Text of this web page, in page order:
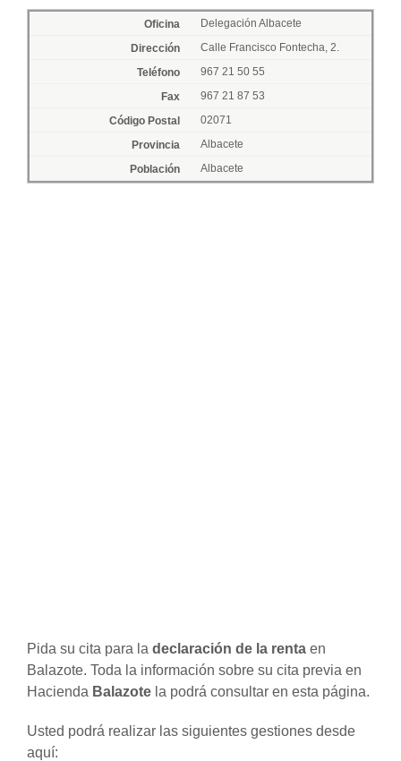
Delegación Albacete
Calle Francisco Fontecha, 2.
967 21 50 55
967 21 87 53
02071
Albacete
Albacete
Pida su cita para la declaración de la renta en
Balazote. Toda la información sobre su cita previa en
Hacienda Balazote la podrá consultar en esta página.
Usted podrá realizar las siguientes gestiones desde
aquí: